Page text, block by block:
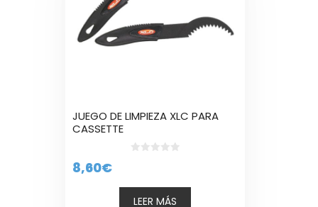
JUEGO DE LIMPIEZA XLC PARA
CASSETTE
5
8,60€
LEER MÁS